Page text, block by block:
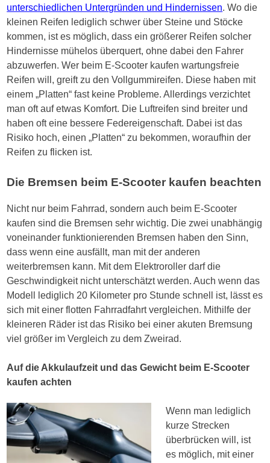
unterschiedlichen Untergründen und Hindernissen. Wo die
kleinen Reifen lediglich schwer über Steine und Stöcke
kommen, ist es möglich, dass ein größerer Reifen solcher
Hindernisse mühelos überquert, ohne dabei den Fahrer
abzuwerfen. Wer beim E-Scooter kaufen wartungsfreie
Reifen will, greift zu den Vollgummireifen. Diese haben mit
einem „Platten“ fast keine Probleme. Allerdings verzichtet
man oft auf etwas Komfort. Die Luftreifen sind breiter und
haben oft eine bessere Federeigenschaft. Dabei ist das
Risiko hoch, einen „Platten“ zu bekommen, woraufhin der
Reifen zu flicken ist.
Die Bremsen beim E-Scooter kaufen beachten
Nicht nur beim Fahrrad, sondern auch beim E-Scooter
kaufen sind die Bremsen sehr wichtig. Die zwei unabhängig
voneinander funktionierenden Bremsen haben den Sinn,
dass wenn eine ausfällt, man mit der anderen
weiterbremsen kann. Mit dem Elektroroller darf die
Geschwindigkeit nicht unterschätzt werden. Auch wenn das
Modell lediglich 20 Kilometer pro Stunde schnell ist, lässt es
sich mit einer flotten Fahrradfahrt vergleichen. Mithilfe der
kleineren Räder ist das Risiko bei einer akuten Bremsung
viel größer im Vergleich zu dem Zweirad.
Auf die Akkulaufzeit und das Gewicht beim E-Scooter
kaufen achten
Wenn man lediglich
kurze Strecken
überbrücken will, ist
es möglich, mit einer